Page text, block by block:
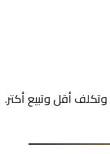
أقل وتبيع أكتر.